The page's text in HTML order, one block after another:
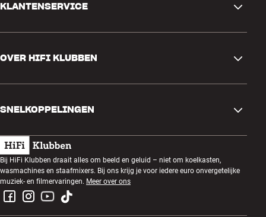
KLANTENSERVICE
Ruilen en retourneren
Bestelling herroepen
Algemene voorwaarden
Privacybeleid
OVER HIFI KLUBBEN
Klantenclub
Luisteravond
Prijsvragen
Werken bij HiFi Klubben
SNELKOPPELINGEN
Cadeaubonnen
Bouwen met geluid
Montage en installatie
Bij HiFi Klubben draait alles om beeld en geluid – niet om koelkasten,
wasmachines en staafmixers. Bij ons krijg je voor iedere euro onvergetelijke
muziek- en filmervaringen. Meer over ons